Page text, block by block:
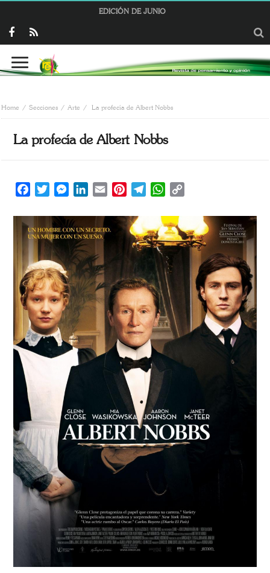
EDICIÓN DE JUNIO
Home Secciones Arte La profecía de Albert Nobbs
La profecía de Albert Nobbs
FacebookTwitterMessengerLinkedIn
Email PinterestTelegramWhatsApp